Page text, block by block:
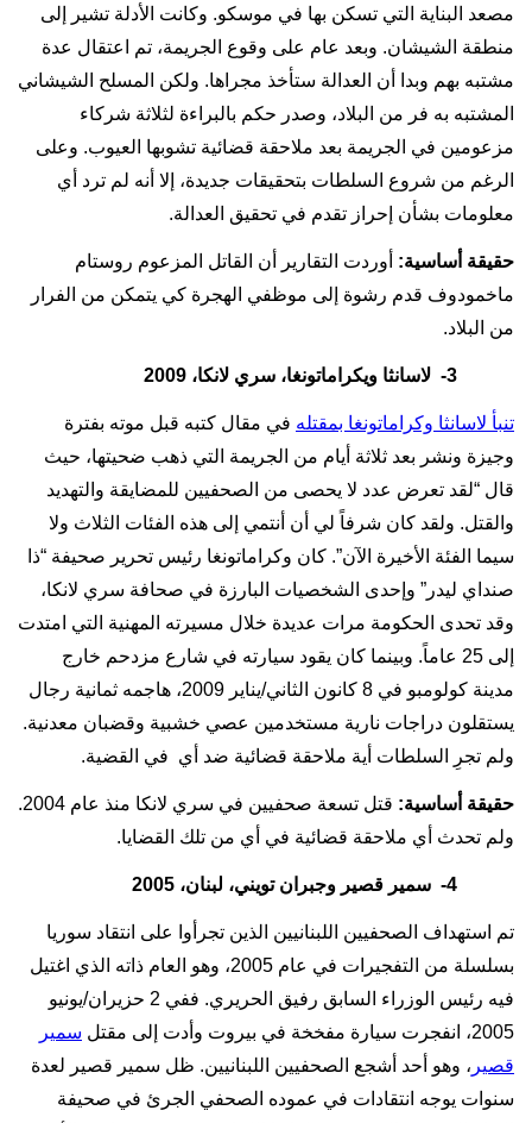
مصعد البناية التي تسكن بها في موسكو. وكانت الأدلة تشير إلى
منطقة الشيشان. وبعد عام على وقوع الجريمة، تم اعتقال عدة
مشتبه بهم وبدا أن العدالة ستأخذ مجراها. ولكن المسلح الشيشاني
المشتبه به فر من البلاد، وصدر حكم بالبراءة لثلاثة شركاء
مزعومين في الجريمة بعد ملاحقة قضائية تشوبها العيوب. وعلى
الرغم من شروع السلطات بتحقيقات جديدة، إلا أنه لم ترد أي
معلومات بشأن إحراز تقدم في تحقيق العدالة.
حقيقة أساسية: أوردت التقارير أن القاتل المزعوم روستام
ماخمودوف قدم رشوة إلى موظفي الهجرة كي يتمكن من الفرار
من البلاد.
3- لاسانثا ويكراماتونغا، سري لانكا، 2009
تنبأ لاسانثا وكراماتونغا بمقتله في مقال كتبه قبل موته بفترة
وجيزة ونشر بعد ثلاثة أيام من الجريمة التي ذهب ضحيتها، حيث
قال “لقد تعرض عدد لا يحصى من الصحفيين للمضايقة والتهديد
والقتل. ولقد كان شرفاً لي أن أنتمي إلى هذه الفئات الثلاث ولا
سيما الفئة الأخيرة الآن”. كان وكراماتونغا رئيس تحرير صحيفة “ذا
صنداي ليدر” وإحدى الشخصيات البارزة في صحافة سري لانكا،
وقد تحدى الحكومة مرات عديدة خلال مسيرته المهنية التي امتدت
إلى 25 عاماً. وبينما كان يقود سيارته في شارع مزدحم خارج
مدينة كولومبو في 8 كانون الثاني/يناير 2009، هاجمه ثمانية رجال
يستقلون دراجات نارية مستخدمين عصي خشبية وقضبان معدنية.
ولم تجرِ السلطات أية ملاحقة قضائية ضد أي في القضية.
حقيقة أساسية:
قتل تسعة صحفيين في سري لانكا منذ عام 2004.
ولم تحدث أي ملاحقة قضائية في أي من تلك القضايا.
4- سمير قصير وجبران تويني، لبنان، 2005
تم استهداف الصحفيين اللبنانيين الذين تجرأوا على انتقاد سوريا
بسلسلة من التفجيرات في عام 2005، وهو العام ذاته الذي اغتيل
فيه رئيس الوزراء السابق رفيق الحريري. ففي 2 حزيران/يونيو
2005، انفجرت سيارة مفخخة في بيروت وأدت إلى مقتل
سمير
قصير ، وهو أحد أشجع الصحفيين اللبنانيين. ظل سمير قصير لعدة
سنوات يوجه انتقادات في عموده الصحفي الجرئ في صحيفة